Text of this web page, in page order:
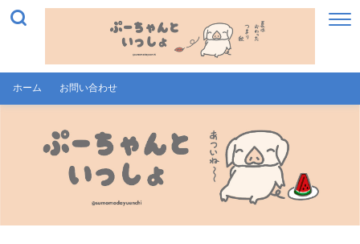
ホーム お問い合わせ